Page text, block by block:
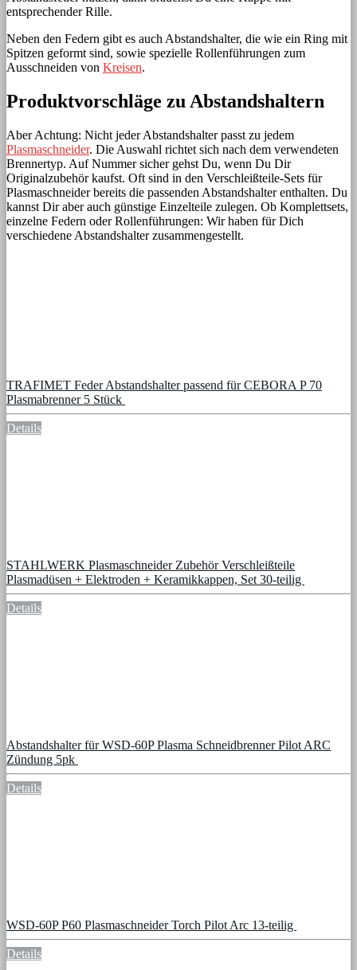
entsprechender Rille.
Neben den Federn gibt es auch Abstandshalter, die wie ein Ring mit
Spitzen geformt sind, sowie spezielle Rollenführungen zum
Ausschneiden von Kreisen.
Produktvorschläge zu Abstandshaltern
Aber Achtung: Nicht jeder Abstandshalter passt zu jedem
Plasmaschneider. Die Auswahl richtet sich nach dem verwendeten
Brennertyp. Auf Nummer sicher gehst Du, wenn Du Dir
Originalzubehör kaufst. Oft sind in den Verschleißteile-Sets für
Plasmaschneider bereits die passenden Abstandshalter enthalten. Du
kannst Dir aber auch günstige Einzelteile zulegen. Ob Komplettsets,
einzelne Federn oder Rollenführungen: Wir haben für Dich
verschiedene Abstandshalter zusammengestellt.
TRAFIMET Feder Abstandshalter passend für CEBORA P 70
Plasmabrenner 5 Stück
Details
STAHLWERK Plasmaschneider Zubehör Verschleißteile
Plasmadüsen + Elektroden + Keramikkappen, Set 30-teilig
Details
Abstandshalter für WSD-60P Plasma Schneidbrenner Pilot ARC
Zündung 5pk
Details
WSD-60P P60 Plasmaschneider Torch Pilot Arc 13-teilig
Details